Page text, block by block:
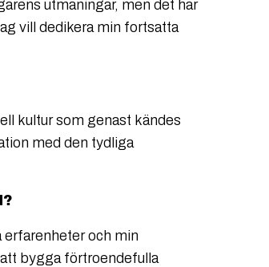
utmaningar, men det har
vill dedikera min fortsatta
kultur som genast kändes
med den tydliga
och min
bygga förtroendefulla